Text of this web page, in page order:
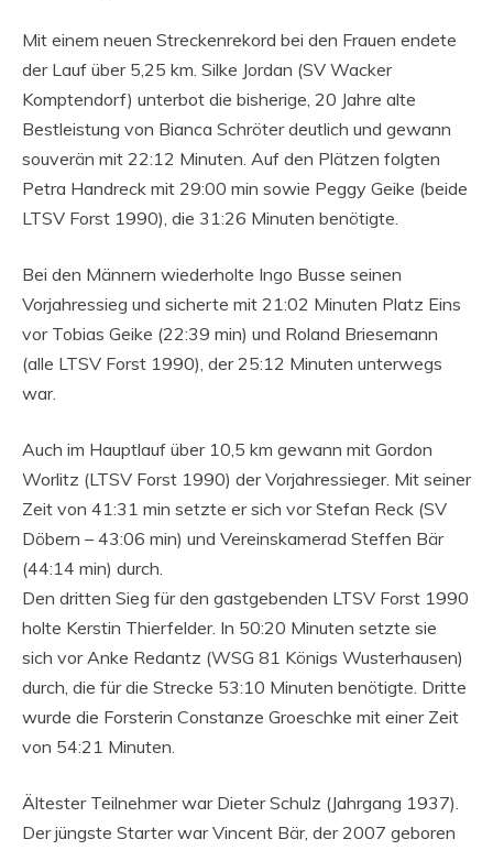
Mit einem neuen Streckenrekord bei den Frauen endete
der Lauf über 5,25 km. Silke Jordan (SV Wacker
Komptendorf) unterbot die bisherige, 20 Jahre alte
Bestleistung von Bianca Schröter deutlich und gewann
souverän mit 22:12 Minuten. Auf den Plätzen folgten
Petra Handreck mit 29:00 min sowie Peggy Geike (beide
LTSV Forst 1990), die 31:26 Minuten benötigte.
Bei den Männern wiederholte Ingo Busse seinen
Vorjahressieg und sicherte mit 21:02 Minuten Platz Eins
vor Tobias Geike (22:39 min) und Roland Briesemann
(alle LTSV Forst 1990), der 25:12 Minuten unterwegs
war.
Auch im Hauptlauf über 10,5 km gewann mit Gordon
Worlitz (LTSV Forst 1990) der Vorjahressieger. Mit seiner
Zeit von 41:31 min setzte er sich vor Stefan Reck (SV
Döbern – 43:06 min) und Vereinskamerad Steffen Bär
(44:14 min) durch.
Den dritten Sieg für den gastgebenden LTSV Forst 1990
holte Kerstin Thierfelder. In 50:20 Minuten setzte sie
sich vor Anke Redantz (WSG 81 Königs Wusterhausen)
durch, die für die Strecke 53:10 Minuten benötigte. Dritte
wurde die Forsterin Constanze Groeschke mit einer Zeit
von 54:21 Minuten.
Ältester Teilnehmer war Dieter Schulz (Jahrgang 1937).
Der jüngste Starter war Vincent Bär, der 2007 geboren